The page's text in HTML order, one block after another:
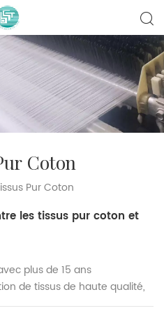
Coton
Pur Coton
les tissus pur coton et
plus de 15 ans
de tissus de haute qualité,
des tissus pour